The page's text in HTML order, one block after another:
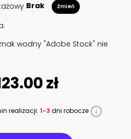
Brak Zmień
wodny "Adobe Stock" nie
zł
realizacji: 1-3 dni robocze